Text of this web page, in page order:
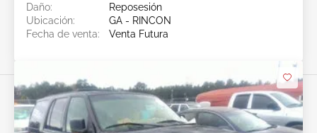
Daño:
Reposesión
Ubicación:
GA - RINCON
Fecha de venta:
Venta Futura